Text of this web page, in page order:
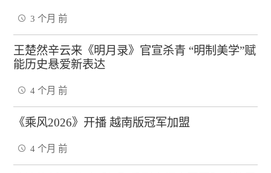
3 个月 前
王楚然辛云来《明月录》官宣杀青 “明制美学”赋
能历史悬爱新表达
4 个月 前
《乘风2026》开播 越南版冠军加盟
4 个月 前